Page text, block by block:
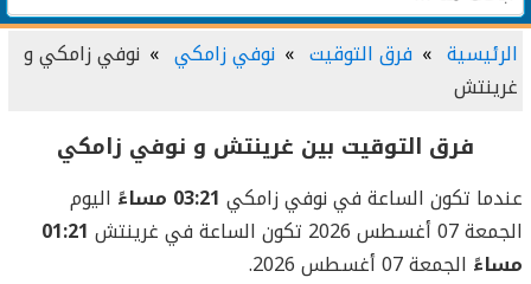
الرئيسية فرق التوقيت نوفي زامكي
نوفي زامكي و
غرينتش
فرق التوقيت بين غرينتش و نوفي زامكي
عندما تكون الساعة في نوفي زامكي 03:21 مساءً
اليوم
الجمعة 07 أغسطس 2026 تكون الساعة في غرينتش
01:21
مساءً الجمعة 07 أغسطس 2026.